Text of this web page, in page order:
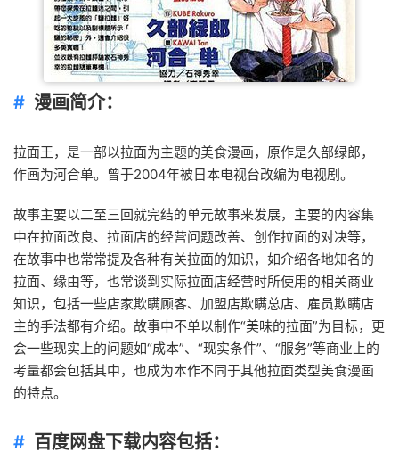
漫画简介：
拉面王，是一部以拉面为主题的美食漫画，原作是久部绿郎，
作画为河合单。曾于2004年被日本电视台改编为电视剧。
故事主要以二至三回就完结的单元故事来发展，主要的内容集
中在拉面改良、拉面店的经营问题改善、创作拉面的对决等，
在故事中也常常提及各种有关拉面的知识，如介绍各地知名的
拉面、缘由等，也常谈到实际拉面店经营时所使用的相关商业
知识，包括一些店家欺瞒顾客、加盟店欺瞒总店、雇员欺瞒店
主的手法都有介绍。故事中不单以制作“美味的拉面”为目标，更
会一些现实上的问题如“成本”、“现实条件”、“服务”等商业上的
考量都会包括其中，也成为本作不同于其他拉面类型美食漫画
的特点。
百度网盘下载内容包括：